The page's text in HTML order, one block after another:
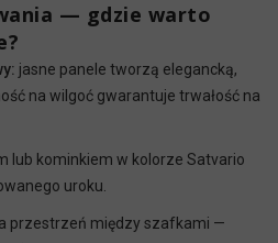
— gdzie warto
jasne panele tworzą elegancką,
na wilgoć gwarantuje trwałość na
lub kominkiem w kolorze Satvario
uroku.
przestrzeń między szafkami —